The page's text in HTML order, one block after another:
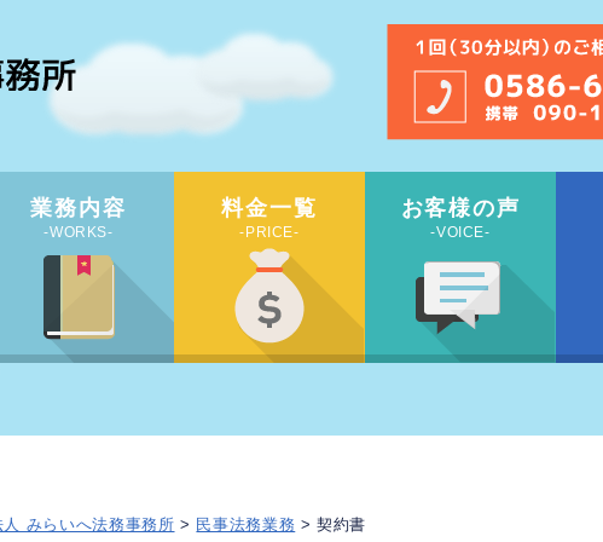
業務内容
-WORKS-
料金一覧
-PRICE-
お客様の声
-VOICE-
みらいへ法務事務所 > 民事法務業務 > 契約書